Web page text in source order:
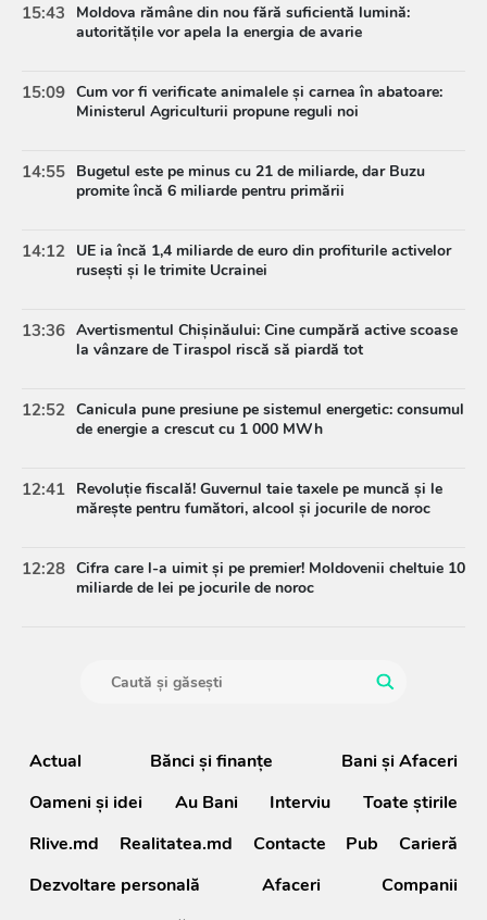
15:43
Moldova rămâne din nou fără suficientă lumină:
autoritățile vor apela la energia de avarie
15:09 Cum vor fi verificate animalele și carnea în abatoare:
Ministerul Agriculturii propune reguli noi
14:55 Bugetul este pe minus cu 21 de miliarde, dar Buzu
promite încă 6 miliarde pentru primării
14:12 UE ia încă 1,4 miliarde de euro din profiturile activelor
rusești și le trimite Ucrainei
13:36 Avertismentul Chișinăului: Cine cumpără active scoase
la vânzare de Tiraspol riscă să piardă tot
12:52 Canicula pune presiune pe sistemul energetic: consumul
de energie a crescut cu 1 000 MWh
12:41 Revoluție fiscală! Guvernul taie taxele pe muncă și le
mărește pentru fumători, alcool și jocurile de noroc
12:28 Cifra care l-a uimit și pe premier! Moldovenii cheltuie 10
miliarde de lei pe jocurile de noroc
Actual Bănci şi finanţe
Bani și Afaceri
Oameni şi idei
Au Bani Interviu
Toate știrile
Rlive.md
Realitatea.md Contacte Pub
Carieră
Dezvoltare personală
Afaceri
Companii